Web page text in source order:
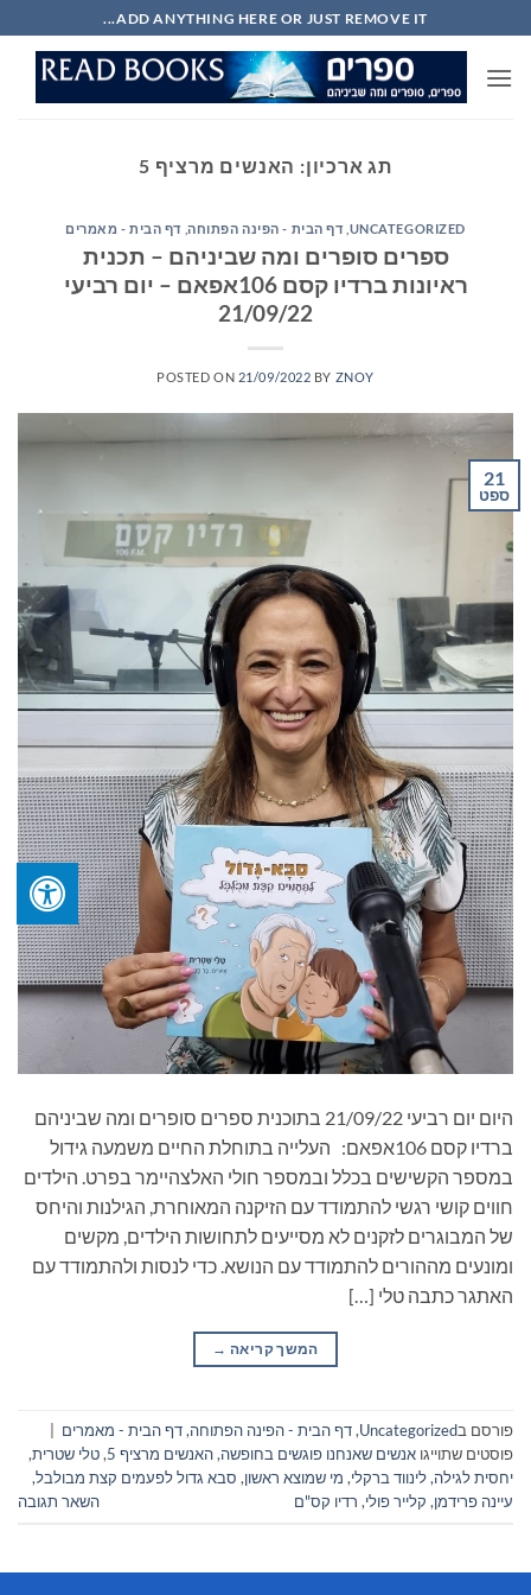
to
content
ADD ANYTHING HERE OR JUST REMOVE IT...
תג ארכיון: האנשים מרציף 5
UNCATEGORIZED דף הבית - הפינה הפתוחה, דף הבית - מאמרים
ספרים סופרים ומה שביניהם – תכנית
ראיונות ברדיו קסם 106אפאם – יום רביעי
21/09/22
POSTED ON 21/09/2022 BY ZNOY
21
ספט
היום יום רביעי 21/09/22 בתוכנית ספרים סופרים ומה שביניהם
ברדיו קסם 106אפאם: העלייה בתוחלת החיים משמעה גידול
במספר הקשישים בכלל ובמספר חולי האלצהיימר בפרט. הילדים
חווים קושי רגשי להתמודד עם הזיקנה המאוחרת, הגילנות והיחס
של המבוגרים לזקנים לא מסייעים לתחושות הילדים, מקשים
ומונעים מההורים להתמודד עם הנושא. כדי לנסות ולהתמודד עם
האתגר כתבה טלי […]
המשך קריאה →
פורסם בUncategorized
,דף הבית - הפינה הפתוחה,דף הבית - מאמרים
פוסטים שתוייגו אנשים שאנחנו פוגשים בחופשה,האנשים מרציף 5 ,טלי שטרית,
יחסית לגילה,לינווד ברקלי, מי שמוצא ראשון, סבא גדול לפעמים קצת מבולבל,
עיינה פרידמן, קלייר פולי, רדיו קס"ם השאר תגובה